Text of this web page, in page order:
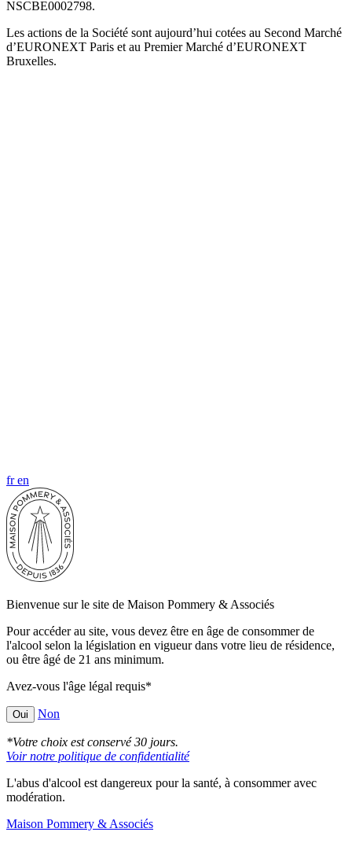
NSCBE0002798.
Les actions de la Société sont aujourd’hui cotées au Second Marché
d’EURONEXT Paris et au Premier Marché d’EURONEXT
Bruxelles.
Contacts actionnaires
+
fren
Bienvenue sur le site de Maison Pommery & Associés
Pour accéder au site, vous devez être en âge de consommer de
l'alcool selon la législation en vigueur dans votre lieu de résidence,
ou être âgé de 21 ans minimum.
Avez-vous l'âge légal requis*
Oui Non
*Votre choix est conservé 30 jours.
Voir notre politique de confidentialité
L'abus d'alcool est dangereux pour la santé, à consommer avec
modération.
Maison Pommery & Associés